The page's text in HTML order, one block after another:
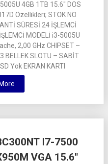
4GB 1TB 15.6″ DOS
Özellikleri; STOK NO
SÜRESİ 24 İŞLEMCİ
MODELİ i3-5005U
2,00 GHz CHIPSET –
BELLEK SLOTU – SABİT
Yok EKRAN KARTI
I7-7500
VGA 15.6″